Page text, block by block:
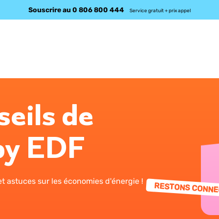
Service gratuit + prix appel
Souscrire au 0 806 800 444
de
EDF
astuces sur les économies d'énergie !
RESTONS